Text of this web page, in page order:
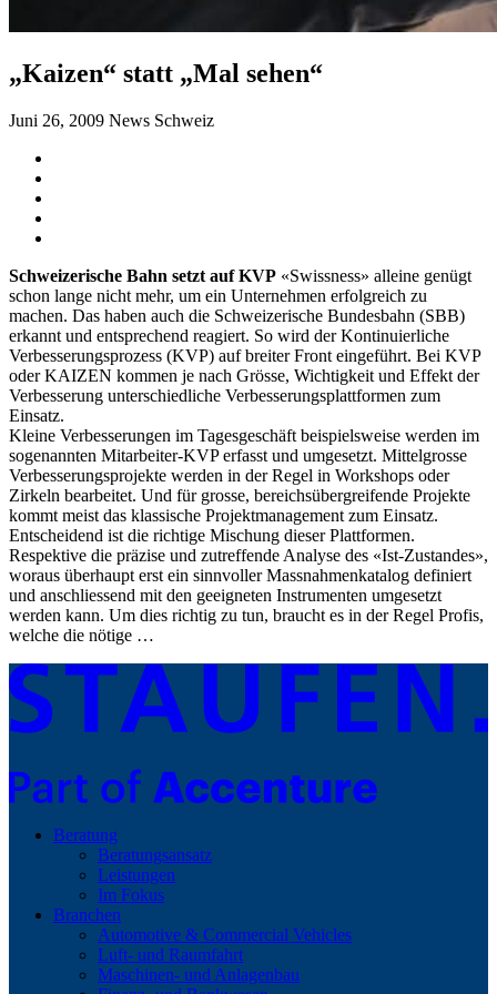
„Kaizen“ statt „Mal sehen“
Juni 26, 2009 News Schweiz
Schweizerische Bahn setzt auf KVP «Swissness» alleine genügt
schon lange nicht mehr, um ein Unternehmen erfolgreich zu
machen. Das haben auch die Schweizerische Bundesbahn (SBB)
erkannt und entsprechend reagiert. So wird der Kontinuierliche
Verbesserungsprozess (KVP) auf breiter Front eingeführt. Bei KVP
oder KAIZEN kommen je nach Grösse, Wichtigkeit und Effekt der
Verbesserung unterschiedliche Verbesserungsplattformen zum
Einsatz.
Kleine Verbesserungen im Tagesgeschäft beispielsweise werden im
sogenannten Mitarbeiter-KVP erfasst und umgesetzt. Mittelgrosse
Verbesserungsprojekte werden in der Regel in Workshops oder
Zirkeln bearbeitet. Und für grosse, bereichsübergreifende Projekte
kommt meist das klassische Projektmanagement zum Einsatz.
Entscheidend ist die richtige Mischung dieser Plattformen.
Respektive die präzise und zutreffende Analyse des «Ist-Zustandes»,
woraus überhaupt erst ein sinnvoller Massnahmenkatalog definiert
und anschliessend mit den geeigneten Instrumenten umgesetzt
werden kann. Um dies richtig zu tun, braucht es in der Regel Profis,
welche die nötige …
Beratung
Beratungsansatz
Leistungen
Im Fokus
Branchen
Automotive & Commercial Vehicles
Luft- und Raumfahrt
Maschinen- und Anlagenbau